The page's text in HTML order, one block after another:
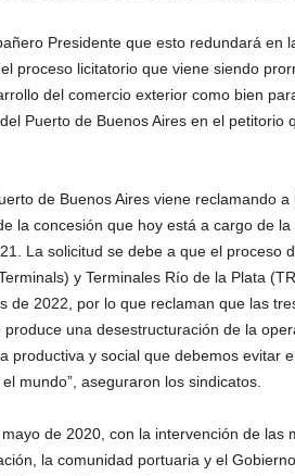
Presidente que esto redundará en
proceso licitatorio que viene siendo
del comercio exterior como bien
Puerto de Buenos Aires en el petitorio
de Buenos Aires viene reclamando
la concesión que hoy está a cargo de
La solicitud se debe a que el proceso
y Terminales Río de la Plata
de 2022, por lo que reclaman que las
produce una desestructuración de la
productiva y social que debemos evitar
mundo”, aseguraron los sindicatos.
de 2020, con la intervención de las
la comunidad portuaria y el